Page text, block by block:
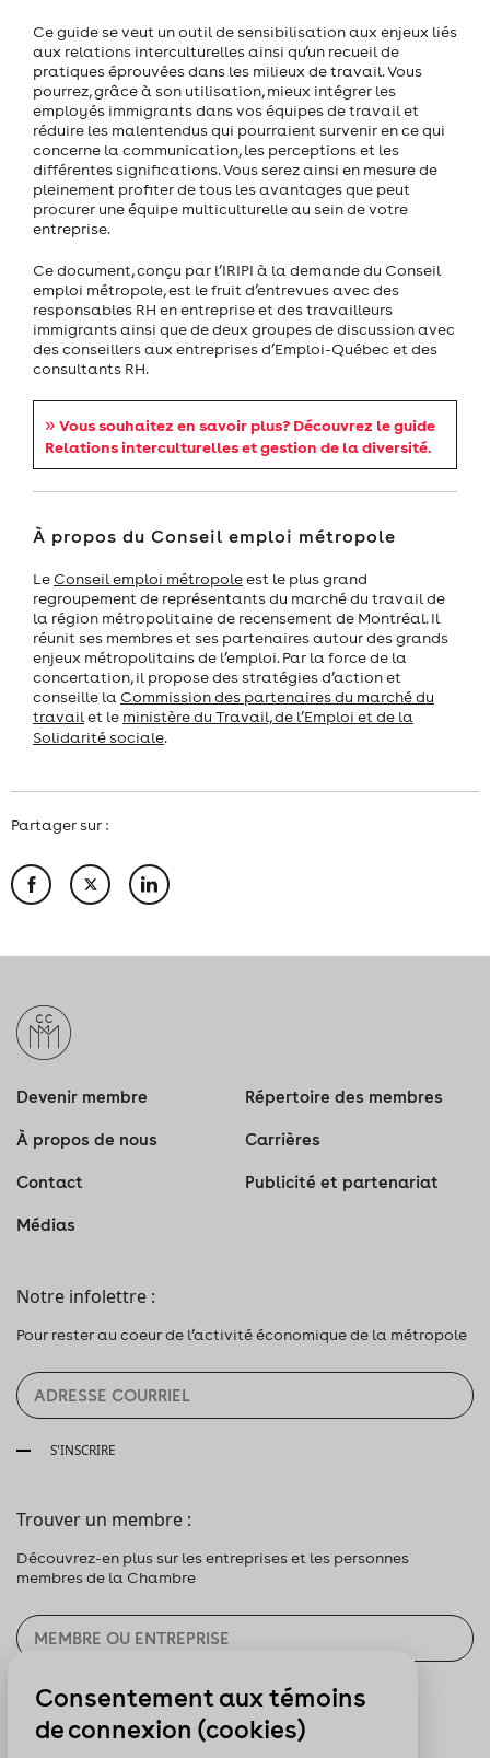
Ce guide se veut un outil de sensibilisation aux enjeux liés
aux relations interculturelles ainsi qu’un recueil de
pratiques éprouvées dans les milieux de travail. Vous
pourrez, grâce à son utilisation, mieux intégrer les
employés immigrants dans vos équipes de travail et
réduire les malentendus qui pourraient survenir en ce qui
concerne la communication, les perceptions et les
différentes significations. Vous serez ainsi en mesure de
pleinement profiter de tous les avantages que peut
procurer une équipe multiculturelle au sein de votre
entreprise.
Ce document, conçu par l’IRIPI à la demande du Conseil
emploi métropole, est le fruit d’entrevues avec des
responsables RH en entreprise et des travailleurs
immigrants ainsi que de deux groupes de discussion avec
des conseillers aux entreprises d’Emploi-Québec et des
consultants RH.
» Vous souhaitez en savoir plus? Découvrez le guide
Relations interculturelles et gestion de la diversité.
À propos du Conseil emploi métropole
Le Conseil emploi métropoleest le plus grand
regroupement de représentants du marché du travail de
la région métropolitaine de recensement de Montréal. Il
réunit ses membres et ses partenaires autour des grands
enjeux métropolitains de l’emploi. Par la force de la
concertation, il propose des stratégies d’action et
conseille la Commission des partenaires du marché du
travailet le ministère du Travail, de l’Emploi et de la
Solidarité sociale.
Partager sur :
Devenir membre Répertoire des membres
À propos de nous Carrières
Contact Publicité et partenariat
Médias
Notre infolettre :
Pour rester au coeur de l’activité économique de la métropole
S'INSCRIRE
Trouver un membre :
Découvrez-en plus sur les entreprises et les personnes
membres de la Chambre
CHERCHER
Consentement aux témoins
de connexion (cookies)